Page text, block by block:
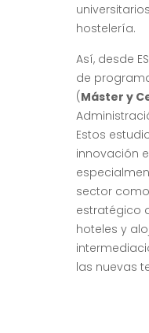
hostelería.
Así, desde
de
(Máster y
Estos
innovación
sector
estratégico
hoteles y
las nuevas